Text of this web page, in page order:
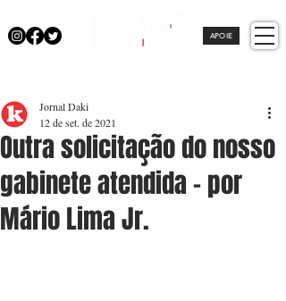
APOIE
Outra solicitação do nosso
gabinete atendida - por
Mário Lima Jr.
Jornal Daki
12 de set. de 2021